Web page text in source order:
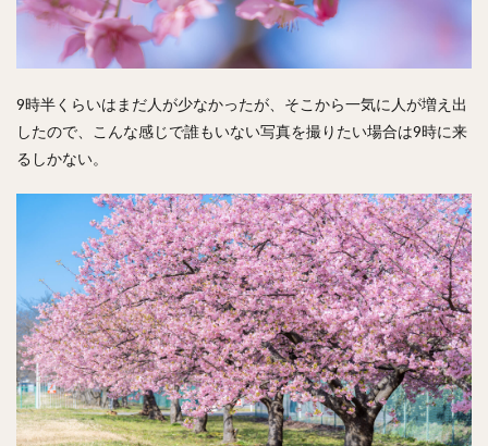
9時半くらいはまだ人が少なかったが、そこから一気に人が増え出
したので、こんな感じで誰もいない写真を撮りたい場合は9時に来
るしかない。